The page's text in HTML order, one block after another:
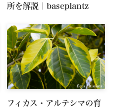
所を解説｜baseplantz
フィカス・アルテシマの育